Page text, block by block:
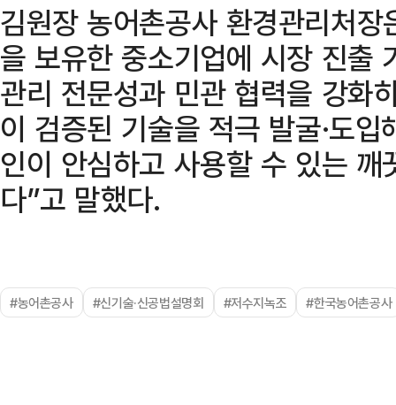
김원장 농어촌공사 환경관리처
을 보유한 중소기업에 시장 진출
관리 전문성과 민관 협력을 강화
이 검증된 기술을 적극 발굴·도
인이 안심하고 사용할 수 있는
다”고 말했다.
#농어촌공사 #신기술·신공법설명회 #저수지녹조 #한국농어촌공사